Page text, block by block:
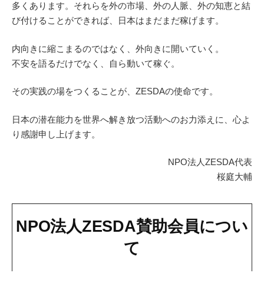
多くあります。それらを外の市場、外の人脈、外の知恵と結
び付けることができれば、日本はまだまだ稼げます。
内向きに縮こまるのではなく、外向きに開いていく。
不安を語るだけでなく、自ら動いて稼ぐ。
その実践の場をつくることが、ZESDAの使命です。
日本の潜在能力を世界へ解き放つ活動へのお力添えに、心よ
り感謝申し上げます。
NPO法人ZESDA代表
桜庭大輔
NPO法人ZESDA賛助会員につい
て